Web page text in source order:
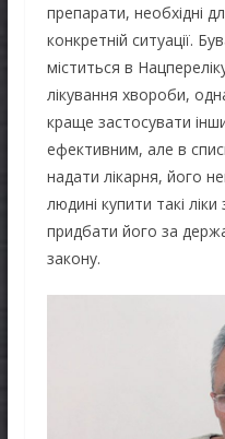
препарати, необхідні
конкретній ситуації.
міститься в
лікування хвороби,
краще застосувати
ефективним, але в
надати лікарня, його
людині купити такі
придбати його за
закону.